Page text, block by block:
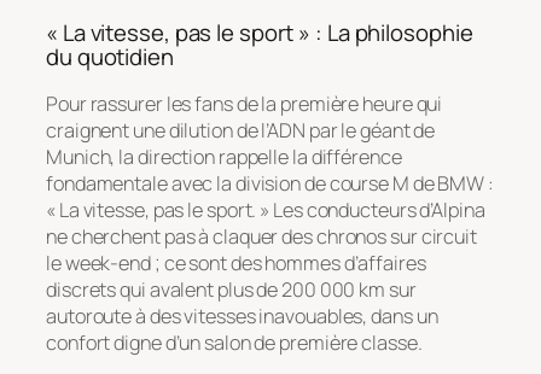
« La vitesse, pas le sport » : La philosophie
du quotidien
Pour rassurer les fans de la première heure qui
craignent une dilution de l’ADN par le géant de
Munich, la direction rappelle la différence
fondamentale avec la division de course M de BMW :
« La vitesse, pas le sport. » Les conducteurs d’Alpina
ne cherchent pas à claquer des chronos sur circuit
le week-end ; ce sont des hommes d’affaires
discrets qui avalent plus de 200 000 km sur
autoroute à des vitesses inavouables, dans un
confort digne d’un salon de première classe.